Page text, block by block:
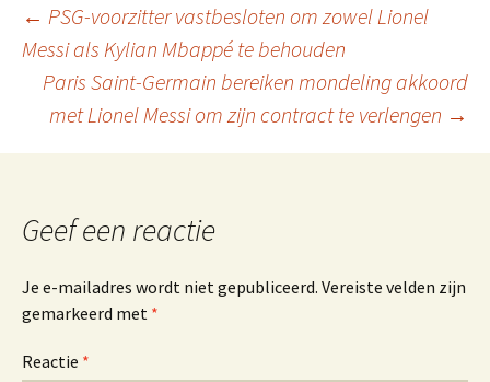
Berichtnavigatie
← PSG-voorzitter vastbesloten om zowel Lionel
Messi als Kylian Mbappé te behouden
Paris Saint-Germain bereiken mondeling akkoord
met Lionel Messi om zijn contract te verlengen →
Geef een reactie
Je e-mailadres wordt niet gepubliceerd. Vereiste velden zijn
gemarkeerd met *
Reactie *